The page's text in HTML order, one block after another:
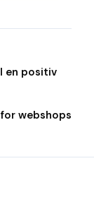
en positiv
webshops